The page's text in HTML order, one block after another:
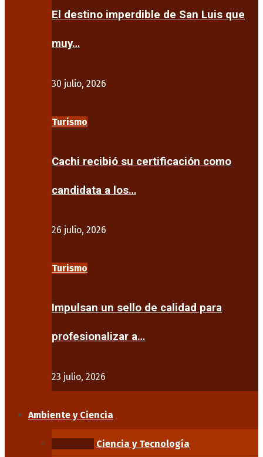
El destino imperdible de San Luis que
muy…
30 julio, 2026
Turismo
Cachi recibió su certificación como
candidata a los…
26 julio, 2026
Turismo
Impulsan un sello de calidad para
profesionalizar a…
23 julio, 2026
Ambiente y Ciencia
Ciencia y Tecnología